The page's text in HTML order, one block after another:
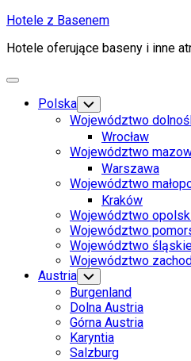
Skip
content
Hotele z Basenem
Hotele oferujące baseny i inne
Expand
Polska Toggle
Child
Menu
Województwo
Wrocław
Województwo
Warszawa
Województwo
Kraków
Województwo
Województwo
Województwo
Województwo
Austria Toggle
Child
Menu
Burgenland
Dolna Austria
Górna Austria
Karyntia
Salzburg